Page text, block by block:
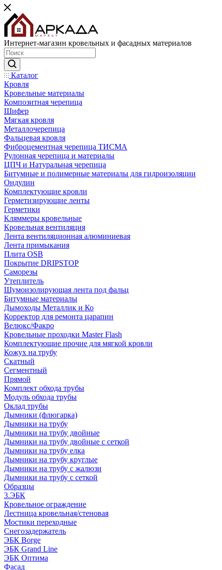
Интернет-магазин кровельных и фасадных материалов
Каталог
Кровля
Кровельные материалы
Композитная черепица
Шифер
Мягкая кровля
Металлочерепица
Фальцевая кровля
Фиброцементная черепица ТИСМА
Рулонная черепица и материалы
ЦПЧ и Натуральная черепица
Битумные и полимерные материалы для гидроизоляции
Ондулин
Комплектующие кровли
Герметизирующие ленты
Герметики
Кляммеры кровельные
Кровельная вентиляция
Лента вентиляционная алюминиевая
Лента примыкания
Плита OSB
Покрытие DRIPSTOP
Саморезы
Утеплитель
Шумоизолирующая лента под фальц
Битумные материалы
Дымоходы Металлик и Ко
Корректор для ремонта царапин
Велюкс/Факро
Кровельные проходки Master Flash
Комплектующие прочие для мягкой кровли
Кожух на трубу
Скатный
Сегментный
Прямой
Комплект обхода трубы
Модуль обхода трубы
Оклад трубы
Дымники (флюгарка)
Дымники на трубу
Дымники на трубу двoйные
Дымники на трубу двoйные с сеткой
Дымники на трубу елка
Дымники на трубу круглые
Дымники на трубу с жалюзи
Дымники на трубу с сеткой
Образцы
3.ЭБК
Кровельное ограждение
Лестница кровельная/стеновая
Мостики переходные
Снегозадержатель
ЭБК Borge
ЭБК Grand Line
ЭБК Оптима
Фасад